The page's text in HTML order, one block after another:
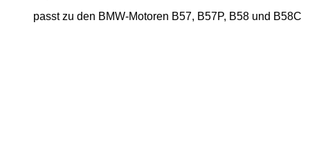
passt zu den BMW-Motoren B57, B57P, B58 und B58C